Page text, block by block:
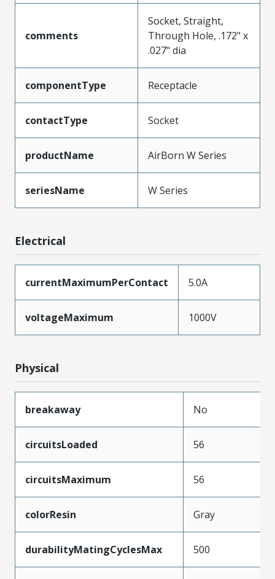
comments
Socket, Straight,
Through Hole, .172" x
.027" dia
componentType Receptacle
contactType Socket
productName AirBorn W Series
seriesName W Series
Electrical
currentMaximumPerContact 5.0A
voltageMaximum 1000V
Physical
breakaway No
circuitsLoaded 56
circuitsMaximum 56
colorResin Gray
durabilityMatingCyclesMax 500